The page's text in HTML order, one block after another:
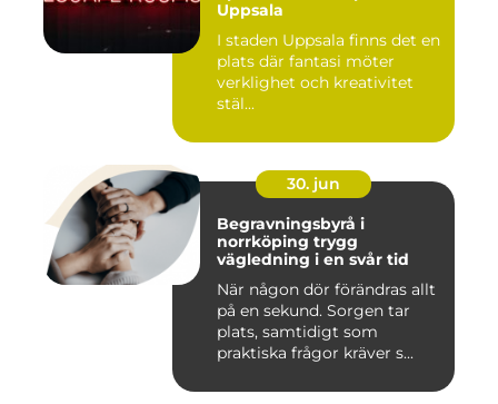
Uppsala
I staden Uppsala finns det en
plats där fantasi möter
verklighet och kreativitet
stäl...
30. jun
Begravningsbyrå i
norrköping trygg
vägledning i en svår tid
När någon dör förändras allt
på en sekund. Sorgen tar
plats, samtidigt som
praktiska frågor kräver s...